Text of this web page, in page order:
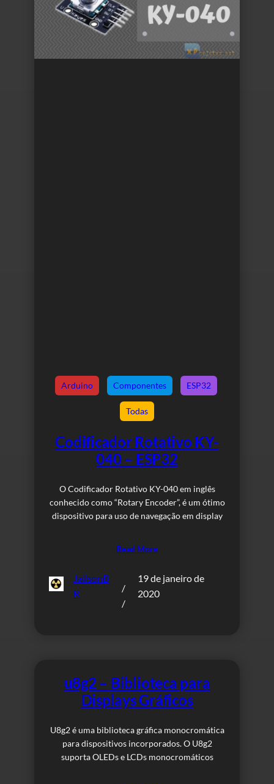
Arduino Componentes ESP32
Todas
Codificador Rotativo KY-
040 – ESP32
O Codificador Rotativo KY-040 em inglês
conhecido como “Rotary Encoder”, é um ótimo
dispositivo para uso de navegação em display
Read More
JailsonB
R
/
/
19 de janeiro de
2020
u8g2 – Biblioteca para
Displays Gráficos
U8g2 é uma biblioteca gráfica monocromática
para dispositivos incorporados. O U8g2
suporta OLEDs e LCDs monocromáticos